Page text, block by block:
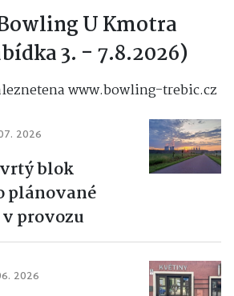
U Kmotra
3. - 7.8.2026)
www.bowling-trebic.cz
2026
blok
plánované
provozu
2026